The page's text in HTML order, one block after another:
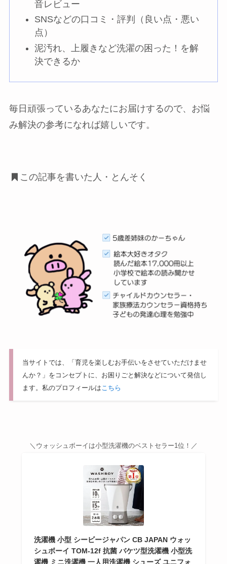
音レビュー
SNSなどの口コミ・評判（良い点・悪い
点）
泥汚れ、上履きなど洗濯の困った！を解
決できるか
毎日頑張っているあなたにお届けするので、お悩
み解決の参考になれば嬉しいです。
この記事を書いた人・とんそく
当サイトでは、「育児を楽しむお手伝いをさせていただけませ
んか？」をコンセプトに、お困りごと解決などについて発信し
ます。私のプロフィールはこちら
＼ウォッシュボーイは小型洗濯機のベストセラー1位！／
洗濯機 小型 シービージャパン CB JAPAN ウォッ
シュボーイ TOM-12f 抗菌 バケツ型洗濯機 小型洗
濯機 ミニ洗濯機 一人用洗濯機 シューズ ユニフォ